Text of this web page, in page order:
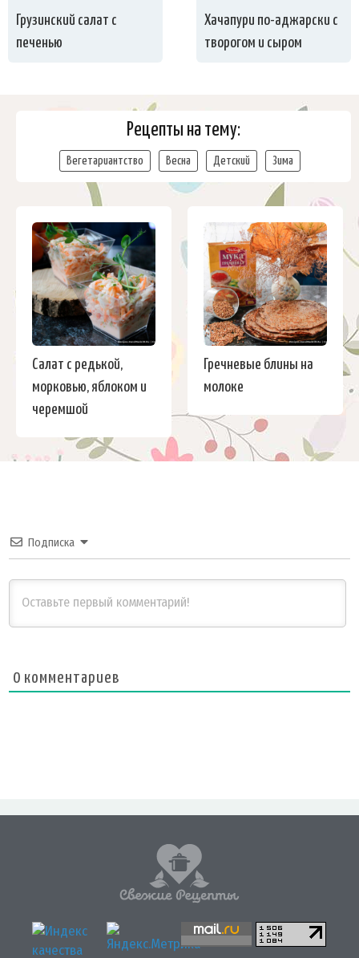
Грузинский салат с
печенью
Хачапури по-аджарски с
творогом и сыром
Рецепты на тему:
Вегетариантство Весна Детский Зима
Салат с редькой,
морковью, яблоком и
черемшой
Гречневые блины на
молоке
Подписка
0 комментариев